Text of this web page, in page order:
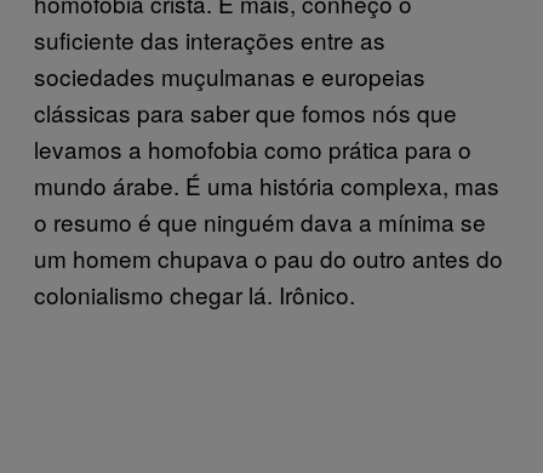
suficiente das interações entre as
sociedades muçulmanas e europeias
clássicas para saber que fomos nós que
levamos a homofobia como prática para o
mundo árabe. É uma história complexa, mas
o resumo é que ninguém dava a mínima se
um homem chupava o pau do outro antes do
colonialismo chegar lá. Irônico.